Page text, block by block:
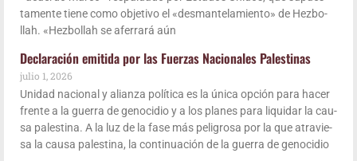
ta­men­te tie­ne como obje­ti­vo el «des­man­te­la­mien­to» de Hez­bo­
llah. «Hez­bo­llah se afe­rra­rá aún
Decla­ra­ción emi­ti­da por las Fuer­zas Nacio­na­les Palestinas
julio 1, 2026
Uni­dad nacio­nal y alian­za polí­ti­ca es la úni­ca opción para hacer
fren­te a la gue­rra de geno­ci­dio y a los pla­nes para liqui­dar la cau­
sa pales­ti­na. A la luz de la fase más peli­gro­sa por la que atra­vie­
sa la cau­sa pales­ti­na, la con­ti­nua­ción de la gue­rra de genocidio